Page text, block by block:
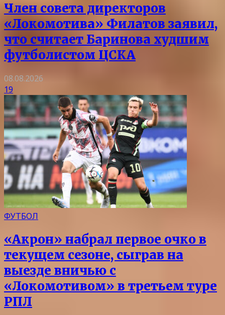
Член совета директоров
«Локомотива» Филатов заявил,
что считает Баринова худшим
футболистом ЦСКА
08.08.2026
19
ФУТБОЛ
«Акрон» набрал первое очко в
текущем сезоне, сыграв на
выезде вничью с
«Локомотивом» в третьем туре
РПЛ